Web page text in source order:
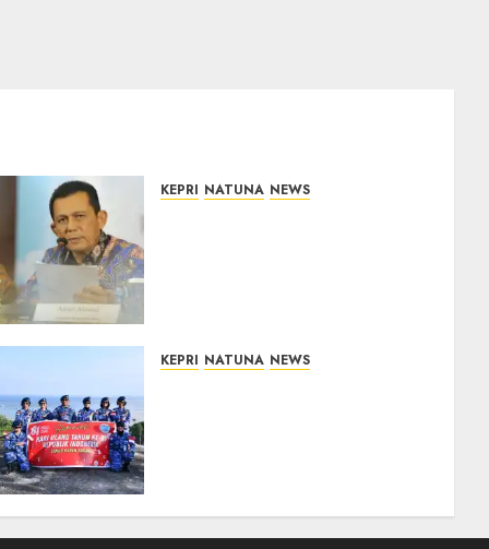
KEPRI NATUNA NEWS
KEPRI NATUNA NEWS
07/08/2026 0